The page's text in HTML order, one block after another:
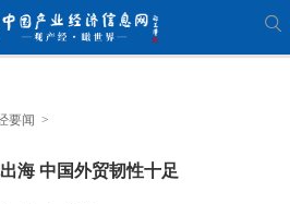
要闻 >
海 中国外贸韧性十足